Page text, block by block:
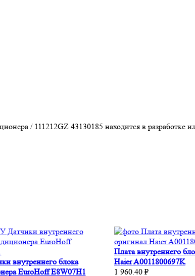
/ 111212GZ 43130185 находится в разработке
внутреннего блока
EuroHoff E8W07H1
Плата внутреннего
Haier A0011800697K
1 960.40 ₽